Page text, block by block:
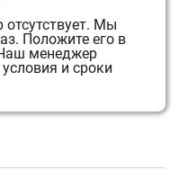
Мы
Положите его в
менеджер
и сроки